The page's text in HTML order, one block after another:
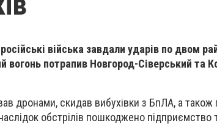
війська завдали ударів по двом
вогонь потрапив Новгород-Сіверський та
дронами, скидав вибухівки з БпЛА, а також
обстрілів пошкоджено підприємство